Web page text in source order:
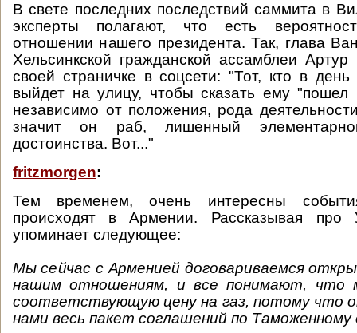
В свете последних последствий саммита в
эксперты полагают, что есть
отношении нашего президента. Так, глава
Хельсинкской гражданской ассамблеи
своей страничке в соцсети: "Тот, кто в
выйдет на улицу, чтобы сказать ему "пошел
независимо от положения, рода
значит он раб, лишенный
достоинства. Вот..."
fritzmorgen:
Тем временем, очень интересны
происходят в Армении. Рассказывая про
упоминает следующее:
Мы сейчас с Арменией договариваемся
нашим отношениям, и все понимают, что
соответствующую цену на газ, потому что
нами весь пакет соглашений по Таможенному